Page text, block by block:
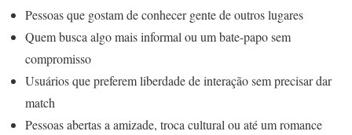
Pessoas que gostam de conhecer gente de outros lugares
Quem busca algo mais informal ou um bate-papo sem
compromisso
Usuários que preferem liberdade de interação sem precisar dar
match
Pessoas abertas a amizade, troca cultural ou até um romance